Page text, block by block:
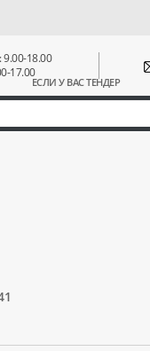
ЕСЛИ У ВАС ТЕНДЕР
9.00-18.00
17.00